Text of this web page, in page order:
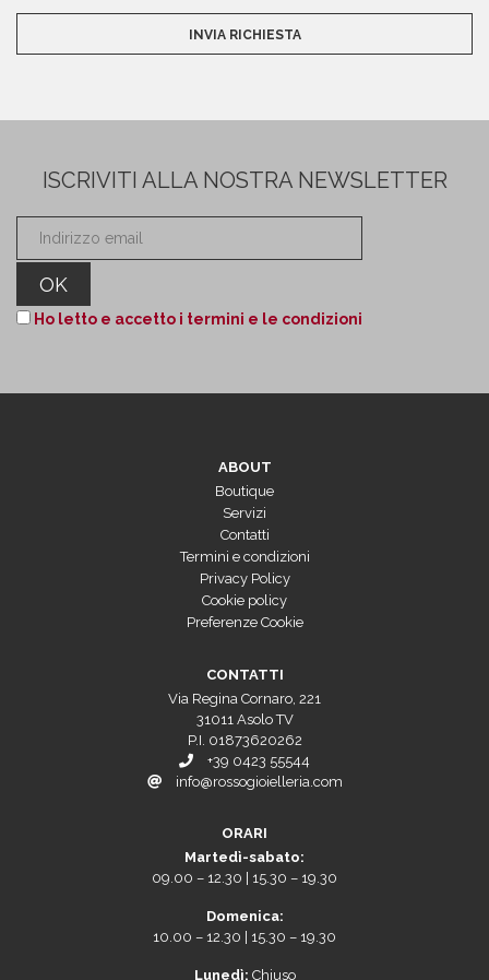
ISCRIVITI ALLA NOSTRA NEWSLETTER
Ho letto e accetto i termini e le condizioni
ABOUT
Boutique
Servizi
Contatti
Termini e condizioni
Privacy Policy
Cookie policy
Preferenze Cookie
CONTATTI
Via Regina Cornaro, 221
31011 Asolo TV
P.I. 01873620262
+39 0423 55544
info@rossogioielleria.com
ORARI
Martedì-sabato:
09.00 – 12.30 | 15.30 – 19.30
Domenica:
10.00 – 12.30 | 15.30 – 19.30
Lunedì: Chiuso